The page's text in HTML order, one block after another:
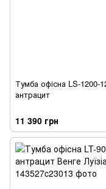
Тумба офісна LS-1200-
антрацит
11 390 грн